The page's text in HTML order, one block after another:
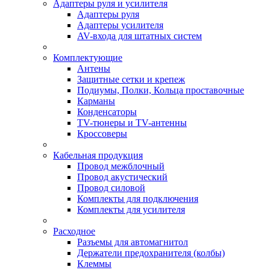
Адаптеры руля и усилителя
Адаптеры руля
Адаптеры усилителя
AV-входа для штатных систем
Комплектующие
Антены
Защитные сетки и крепеж
Подиумы, Полки, Кольца проставочные
Карманы
Конденсаторы
TV-тюнеры и TV-антенны
Кроссоверы
Кабельная продукция
Провод межблочный
Провод акустический
Провод силовой
Комплекты для подключения
Комплекты для усилителя
Расходное
Разъемы для автомагнитол
Держатели предохранителя (колбы)
Клеммы